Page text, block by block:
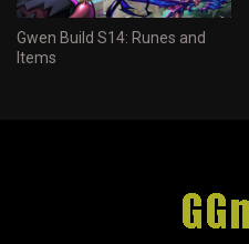
Gwen Build S14: Runes and
Items